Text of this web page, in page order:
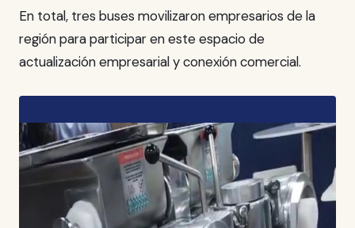
En total, tres buses movilizaron empresarios de la
región para participar en este espacio de
actualización empresarial y conexión comercial.